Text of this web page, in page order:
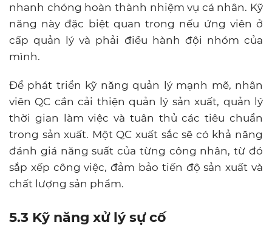
nhanh chóng hoàn thành nhiệm vụ cá nhân. Kỹ
năng này đặc biệt quan trong nếu ứng viên ở
cấp quản lý và phải điều hành đội nhóm của
mình.
Để phát triển kỹ năng quản lý mạnh mẽ, nhân
viên QC cần cải thiện quản lý sản xuất, quản lý
thời gian làm việc và tuân thủ các tiêu chuẩn
trong sản xuất. Một QC xuất sắc sẽ có khả năng
đánh giá năng suất của từng công nhân, từ đó
sắp xếp công việc, đảm bảo tiến độ sản xuất và
chất lượng sản phẩm.
5.3 Kỹ năng xử lý sự cố